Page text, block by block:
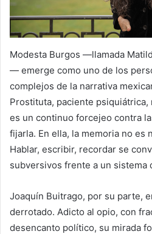
Modesta Burgos —llamada
— emerge como uno de los
complejos de la narrativa
Prostituta, paciente
es un continuo forcejeo contra
fijarla. En ella, la memoria no es
Hablar, escribir, recordar se
subversivos frente a un sistema
Joaquín Buitrago, por su parte,
derrotado. Adicto al opio, con
desencanto político, su mirada